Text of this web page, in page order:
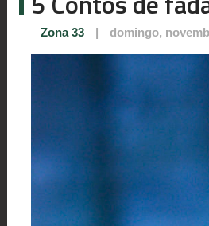
Zona 33 | domingo,